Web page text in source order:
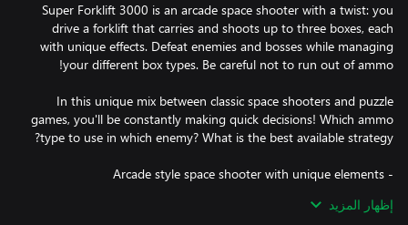
Super Forklift 3000 is an arcade space shooter with a twist: you
drive a forklift that carries and shoots up to three boxes, each
with unique effects. Defeat enemies and bosses while managing
In this unique mix between classic space shooters and puzzle
games, you'll be constantly making quick decisions! Which ammo
- Beat your own high score in a variety of game modes
إظهار المزيد